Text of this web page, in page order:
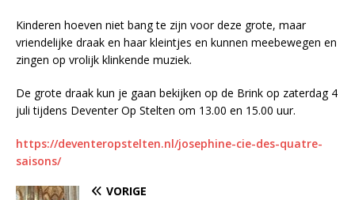
Kinderen hoeven niet bang te zijn voor deze grote, maar
vriendelijke draak en haar kleintjes en kunnen meebewegen en
zingen op vrolijk klinkende muziek.
De grote draak kun je gaan bekijken op de Brink op zaterdag 4
juli tijdens Deventer Op Stelten om 13.00 en 15.00 uur.
https://deventeropstelten.nl/josephine-cie-des-quatre-
saisons/
VORIGE